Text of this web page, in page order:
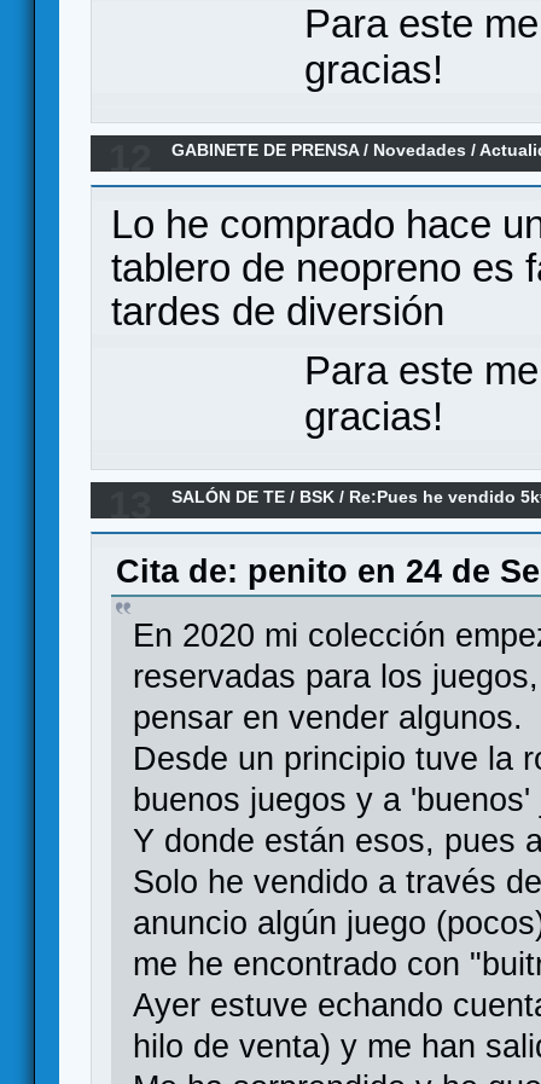
Para este
gracias!
GABINETE DE PRENSA/ Novedades /
Lo he comprado hace
tablero de neopreno es
tardes de diversión
Para este
gracias!
SALÓN DE TE / BSK / Re:Pues he vendido
Cita de: penito en 24 de
En 2020 mi colección
reservadas para los
pensar en vender algunos.
Desde un principio tuve la
buenos juegos y a
Y donde están esos, pues
Solo he vendido a través
anuncio algún juego
me he encontrado con
Ayer estuve echando
hilo de venta) y me han